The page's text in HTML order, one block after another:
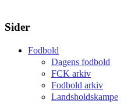
Sider
Fodbold
Dagens fodbold
FCK arkiv
Fodbold arkiv
Landsholdskampe